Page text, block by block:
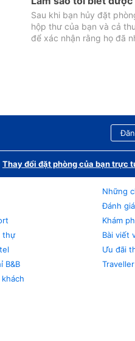
Sau khi bạn hủy đặt
hộp thư của bạn và cả
để xác nhận rằng họ đã
Thay đổi đặt phòng của bạn trực
thự
B&B
Những
Đánh
Khám
Bài viết
Ưu đãi